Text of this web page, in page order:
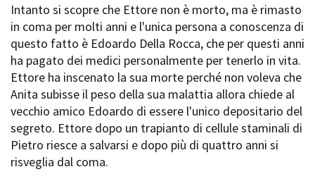
Cookie policy
Whistleblowing
Credits
Intanto si scopre che Ettore non è morto, ma è rimasto
in coma per molti anni e l'unica persona a conoscenza di
questo fatto è Edoardo Della Rocca, che per questi anni
ha pagato dei medici personalmente per tenerlo in vita.
Ettore ha inscenato la sua morte perché non voleva che
Anita subisse il peso della sua malattia allora chiede al
vecchio amico Edoardo di essere l'unico depositario del
segreto. Ettore dopo un trapianto di cellule staminali di
Pietro riesce a salvarsi e dopo più di quattro anni si
risveglia dal coma.